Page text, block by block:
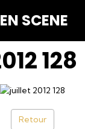
SCENE
128
Retour